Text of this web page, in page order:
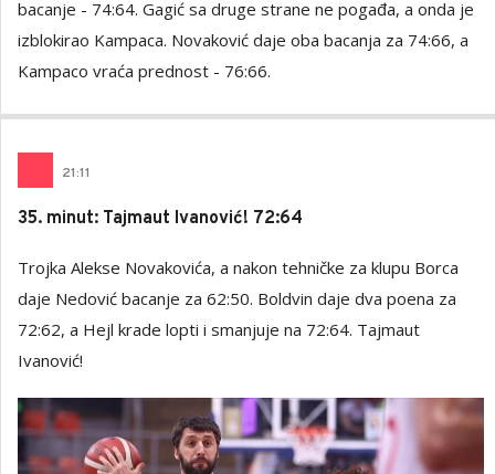
bacanje - 74:64. Gagić sa druge strane ne pogađa, a onda je
izblokirao Kampaca. Novaković daje oba bacanja za 74:66, a
Kampaco vraća prednost - 76:66.
21:11
35. minut: Tajmaut Ivanović! 72:64
Trojka Alekse Novakovića, a nakon tehničke za klupu Borca
daje Nedović bacanje za 62:50. Boldvin daje dva poena za
72:62, a Hejl krade lopti i smanjuje na 72:64. Tajmaut
Ivanović!